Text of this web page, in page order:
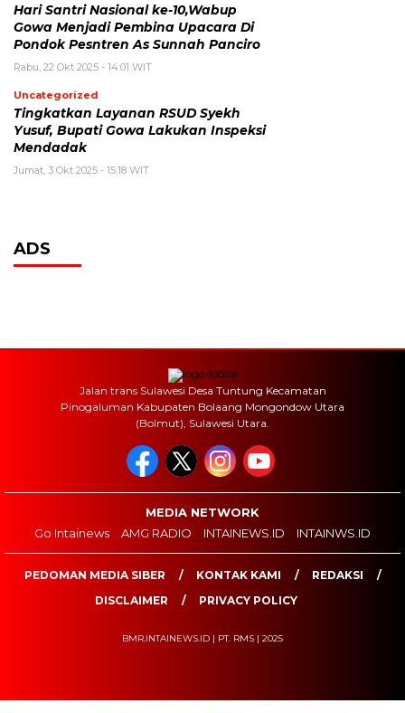
Hari Santri Nasional ke-10,Wabup
Gowa Menjadi Pembina Upacara Di
Pondok Pesntren As Sunnah Panciro
Rabu, 22 Okt 2025 - 14:01 WIT
Uncategorized
Tingkatkan Layanan RSUD Syekh
Yusuf, Bupati Gowa Lakukan Inspeksi
Mendadak
Jumat, 3 Okt 2025 - 15:18 WIT
ADS
Jalan trans Sulawesi Desa Tuntung Kecamatan
Pinogaluman Kabupaten Bolaang Mongondow Utara
(Bolmut), Sulawesi Utara.
MEDIA NETWORK
Go Intainews
AMG RADIO INTAINEWS.ID INTAINWS.ID
PEDOMAN MEDIA SIBER KONTAK KAMI
REDAKSI
DISCLAIMER
PRIVACY POLICY
BMR.INTAINEWS.ID | PT. RMS | 2025